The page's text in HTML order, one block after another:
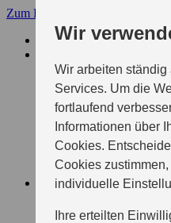
Wir
Wir arbeiten ständig
Services. Um die
fortlaufend
Informationen über
Cookies.
Cookies
individuelle
Ihre erteilten
Zum Hauptinhalt
WM AUTOMOBILE
SUZUKI PKW
SWIFT
VITARA
S-CROSS
SWACE
ACROSS
e VITARA
ALLE SUZUKI
ZUBEHÖR
Keep it real